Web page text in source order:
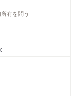
有を問う